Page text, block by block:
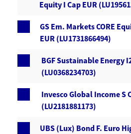
Equity I Cap EUR
GS Em. Markets CORE
EUR (LU1731866494)
BGF Sustainable Energy
(LU0368234703)
Invesco Global Income S
(LU2181881173)
UBS (Lux) Bond F. Euro